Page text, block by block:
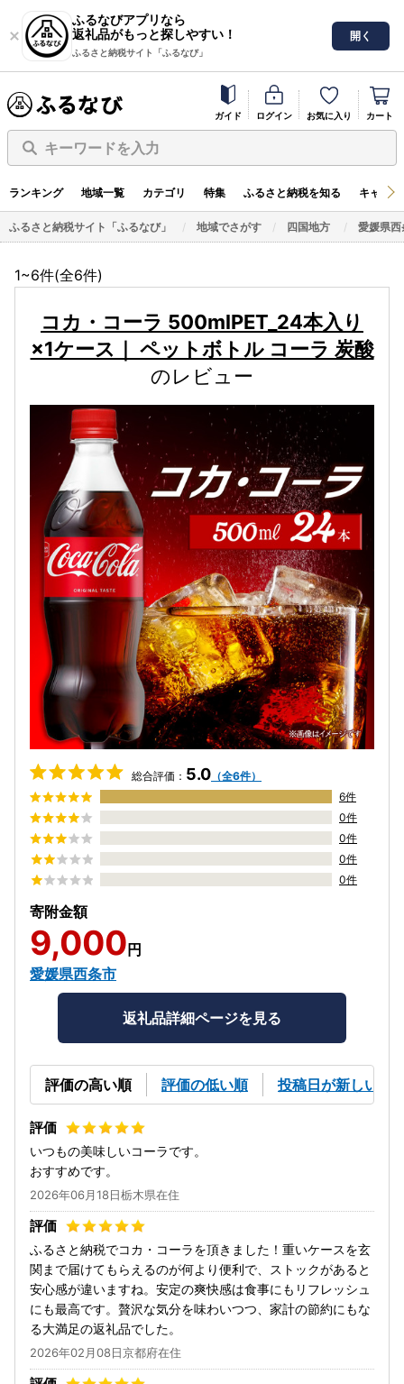
ふるなびアプリなら
返礼品がもっと探しやすい！
ふるさと納税サイト「ふるなび」
開く
ガイド ログイン お気に入り カート
キーワードを入力
ランキング 地域一覧 カテゴリ 特集 ふるさと納税を知る キャン
ふるさと納税サイト「ふるなび」 地域でさがす 四国地方 愛媛県西
1~6件(全6件)
コカ・コーラ 500mlPET_24本入り
×1ケース｜ ペットボトル コーラ 炭酸
のレビュー
総合評価： 5.0 （全6件）
6件
0件
0件
0件
0件
寄附金額
9,000 円
愛媛県西条市
返礼品詳細ページを見る
評価の高い順 評価の低い順 投稿日が新しい順
いつもの美味しいコーラです。
おすすめです。
2026年06月18日栃木県在住
ふるさと納税でコカ・コーラを頂きました！重いケースを玄
関まで届けてもらえるのが何より便利で、ストックがあると
安心感が違いますね。安定の爽快感は食事にもリフレッシュ
にも最高です。贅沢な気分を味わいつつ、家計の節約にもな
る大満足の返礼品でした。
2026年02月08日京都府在住